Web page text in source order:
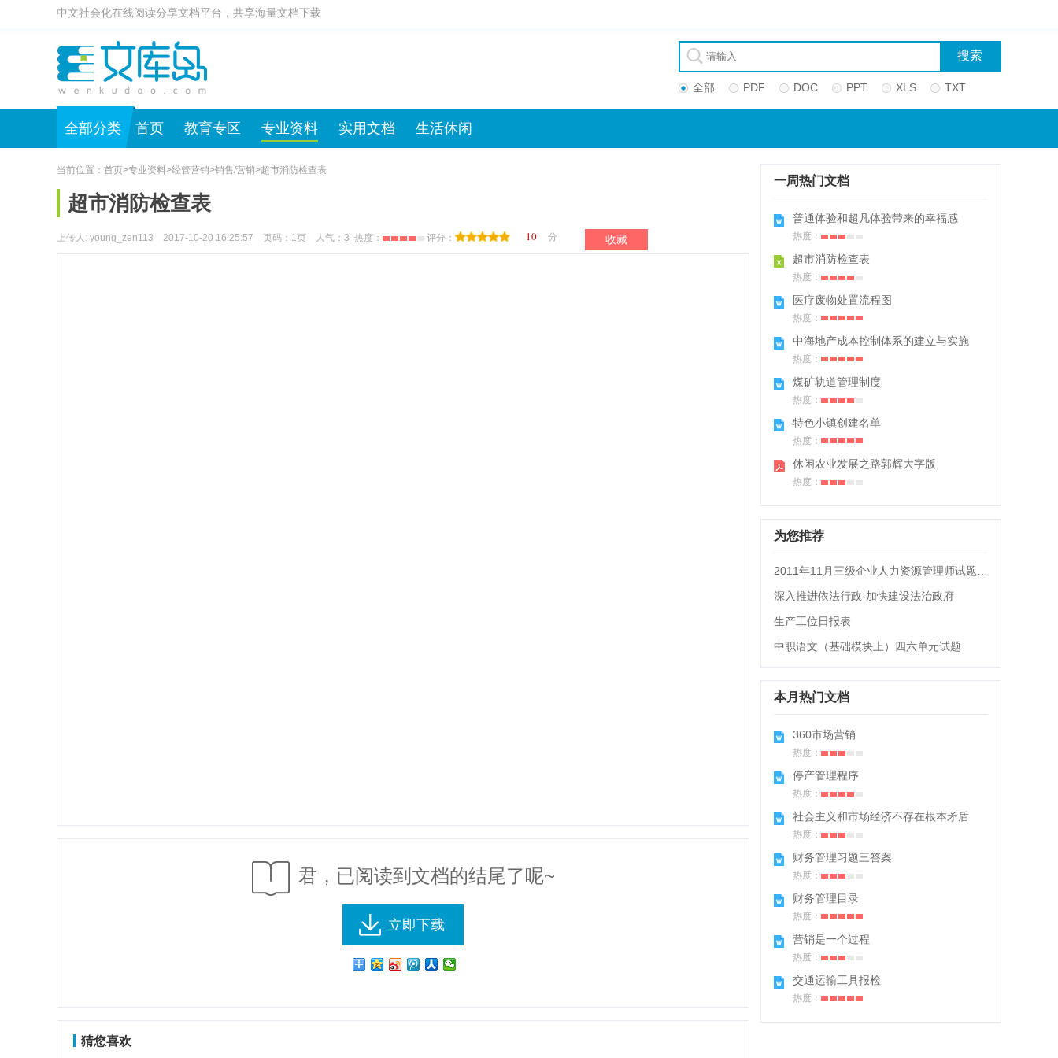
中文社会化在线阅读分享文档平台，共享海量文档下载
全部 PDF DOC PPT XLS TXT
全部分类 首页 教育专区 专业资料 实用文档 生活休闲
当前位置： 首页>专业资料>经管营销>销售/营销>超市消防检查表
超市消防检查表
上传人: young_zen113 2017-10-20 16:25:57 页码： 1页 人气： 3 热度： 评分： 10 分 收藏
君，已阅读到文档的结尾了呢~
立即下载
猜您喜欢
一周热门文档
普通体验和超凡体验带来的幸福感
热度：
超市消防检查表
热度：
医疗废物处置流程图
热度：
中海地产成本控制体系的建立与实施
热度：
煤矿轨道管理制度
热度：
特色小镇创建名单
热度：
休闲农业发展之路郭辉大字版
热度：
为您推荐
深入推进依法行政-加快建设法治政府
生产工位日报表
中职语文（基础模块上）四六单元试题
本月热门文档
360市场营销
热度：
停产管理程序
热度：
社会主义和市场经济不存在根本矛盾
热度：
财务管理习题三答案
热度：
财务管理目录
热度：
营销是一个过程
热度：
交通运输工具报检
热度：